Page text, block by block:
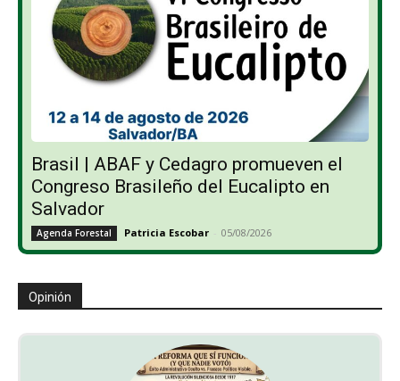
Brasil | ABAF y Cedagro promueven el
Congreso Brasileño del Eucalipto en
Salvador
Agenda Forestal Patricia Escobar - 05/08/2026
Opinión